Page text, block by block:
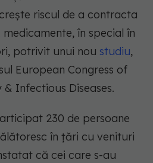
riscul de a contracta
în special în
potrivit unui nou studiu,
European Congress of
Infectious Diseases.
230 de persoane
în țări cu venituri
că cei care s-au